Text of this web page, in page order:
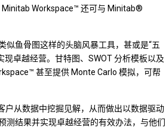
Workspace™ 还可与 Minitab®
鱼骨图这样的头脑风暴工具，甚或是“五
卓越经营。甘特图、SWOT 分析模板以及
甚至提供 Monte Carlo 模拟，可帮
户从数据中挖掘见解，从而做出以数据驱动
测结果并实现卓越经营的有效办法，与他们